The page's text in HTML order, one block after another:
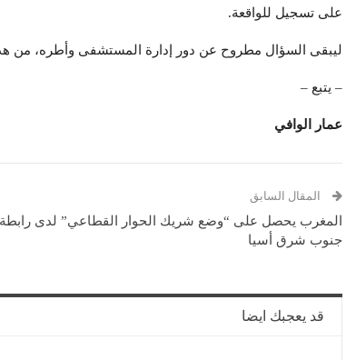
على تسجيل للواقعة.
ليبقى السؤال مطروح عن دور إدارة المستشفى وأطره، من
– يتبع –
عمار الوافي
المقال السابق
المغرب يحصل على “وضع شريك الحوار القطاعي” لدى
جنوب شرق أسيا
قد يعجبك ايضا